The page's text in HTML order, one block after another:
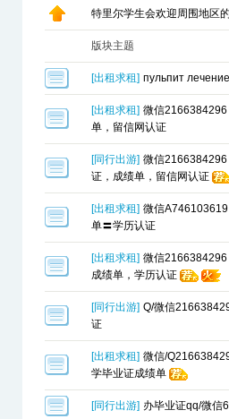
特里尔学生会欢迎周围地区
版块主题
[出租求租] пульпит
[出租求租] 微信2166384296
单，留信网认证
[同行出游] 微信2166384296
证，成绩单，留信网认证
[出租求租] 微信
单〓学历认证
[出租求租] 微信2166384296
成绩单，学历认证
[同行出游] Q/微信
证
[出租求租] 微信/
学毕业证成绩单
[同行出游] 办毕业证qq/微信